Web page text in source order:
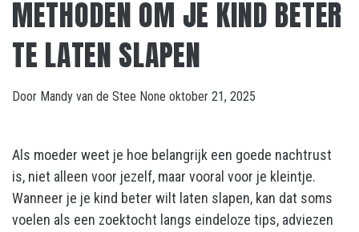
METHODEN OM JE KIND BETER
TE LATEN SLAPEN
Door Mandy van de Stee None oktober 21, 2025
Als moeder weet je hoe belangrijk een goede nachtrust
is, niet alleen voor jezelf, maar vooral voor je kleintje.
Wanneer je je kind beter wilt laten slapen, kan dat soms
voelen als een zoektocht langs eindeloze tips, adviezen